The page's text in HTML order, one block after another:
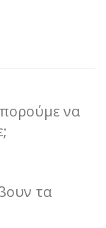
να
τα